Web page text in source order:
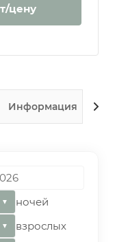
цену
Информация
▼ ночей
▼ взрослых